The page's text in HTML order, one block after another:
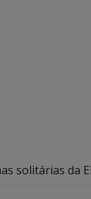
solitárias da